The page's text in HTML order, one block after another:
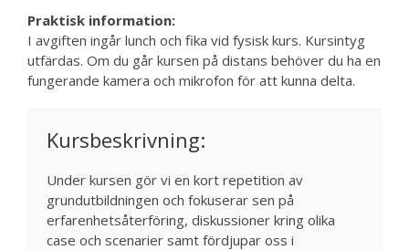
Praktisk information:
I avgiften ingår lunch och fika vid fysisk kurs. Kursintyg
utfärdas. Om du går kursen på distans behöver du ha en
fungerande kamera och mikrofon för att kunna delta.
Kursbeskrivning:
Under kursen gör vi en kort repetition av
grundutbildningen och fokuserar sen på
erfarenhetsåterföring, diskussioner kring olika
case och scenarier samt fördjupar oss i